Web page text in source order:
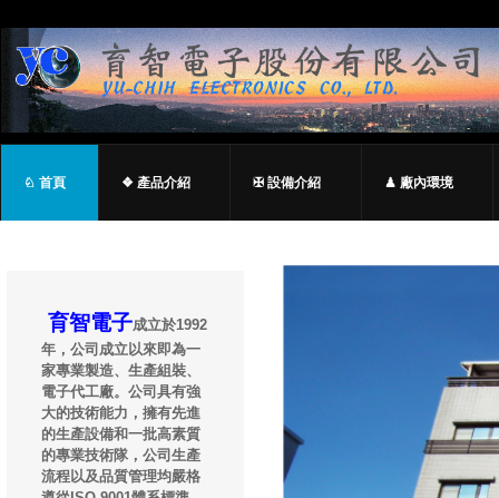
♘ 首頁 ❖ 產品介紹 ✠ 設備介紹 ♟ 廠內環境
育智電子成立於1992
年，公司成立以來即為一
家專業製造、生產組裝、
電子代工廠。公司具有強
大的技術能力，擁有先進
的生產設備和一批高素質
的專業技術隊，公司生產
流程以及品質管理均嚴格